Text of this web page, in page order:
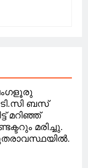
ബസ്
മറിഞ്ഞ്
മരിച്ചു.